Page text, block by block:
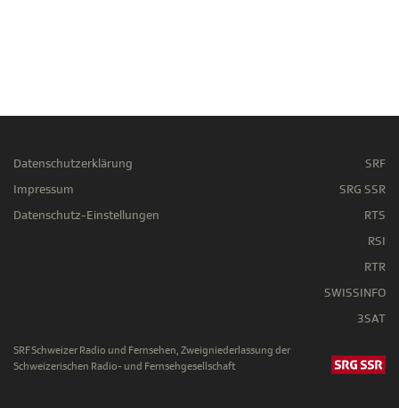
Datenschutzerklärung
Impressum
Datenschutz-Einstellungen
SRF
SRG SSR
RTS
RSI
RTR
SWISSINFO
3SAT
SRF Schweizer Radio und Fernsehen, Zweigniederlassung der
Schweizerischen Radio- und Fernsehgesellschaft